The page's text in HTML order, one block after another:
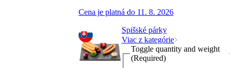
Cena je platná do 11. 8. 2026
Spišské párky
Viac z kategórie
Toggle quantity and weight
(Required)